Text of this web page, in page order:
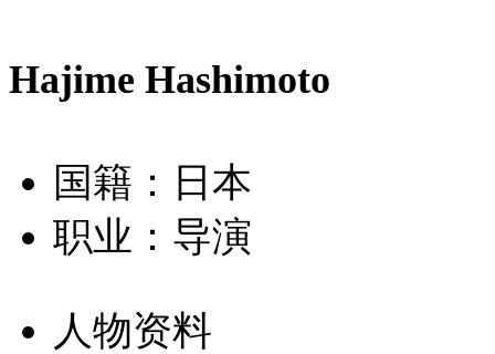
Hajime Hashimoto
国籍：日本
职业：导演
人物资料